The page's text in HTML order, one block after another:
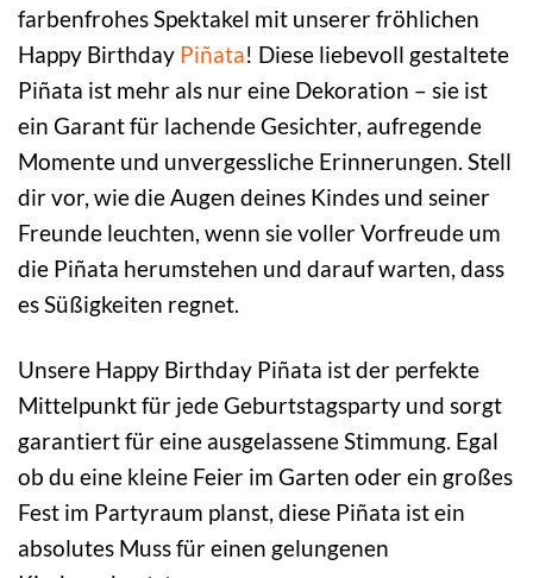
farbenfrohes Spektakel mit unserer fröhlichen
Happy Birthday Piñata! Diese liebevoll gestaltete
Piñata ist mehr als nur eine Dekoration – sie ist
ein Garant für lachende Gesichter, aufregende
Momente und unvergessliche Erinnerungen. Stell
dir vor, wie die Augen deines Kindes und seiner
Freunde leuchten, wenn sie voller Vorfreude um
die Piñata herumstehen und darauf warten, dass
es Süßigkeiten regnet.
Unsere Happy Birthday Piñata ist der perfekte
Mittelpunkt für jede Geburtstagsparty und sorgt
garantiert für eine ausgelassene Stimmung. Egal
ob du eine kleine Feier im Garten oder ein großes
Fest im Partyraum planst, diese Piñata ist ein
absolutes Muss für einen gelungenen